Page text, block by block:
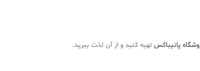
پانیباکس تهیه کنید و از آن لذت ببرید.